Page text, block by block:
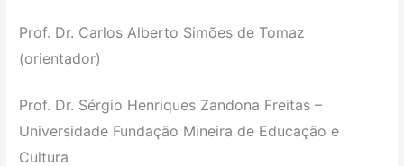
Prof. Dr. Carlos Alberto Simões de Tomaz
(orientador)
Prof. Dr. Sérgio Henriques Zandona Freitas –
Universidade Fundação Mineira de Educação e
Cultura